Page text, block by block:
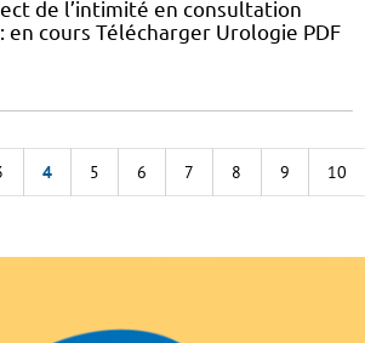
de l’intimité en consultation
en cours Télécharger Urologie PDF
4 5 6 7 8 9 10